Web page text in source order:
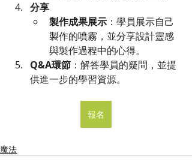
分享
製作成果展示 ：學員展示自己
製作的噴霧，並分享設計靈感
與製作過程中的心得。
Q&A環節 ：解答學員的疑問，並提
供進一步的學習資源。
報名
魔法